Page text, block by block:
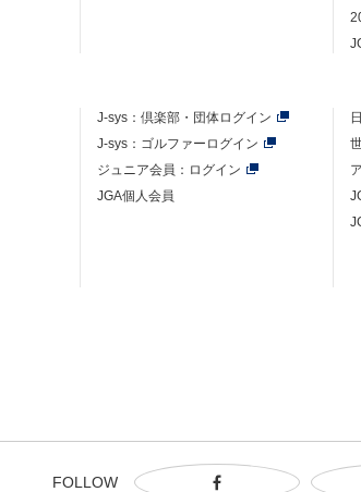
J-sys： 倶楽部・団体ログイン
J-sys：ゴルファーログイン
ジュニア会員：ログイン
JGA個人会員
FOLLOW